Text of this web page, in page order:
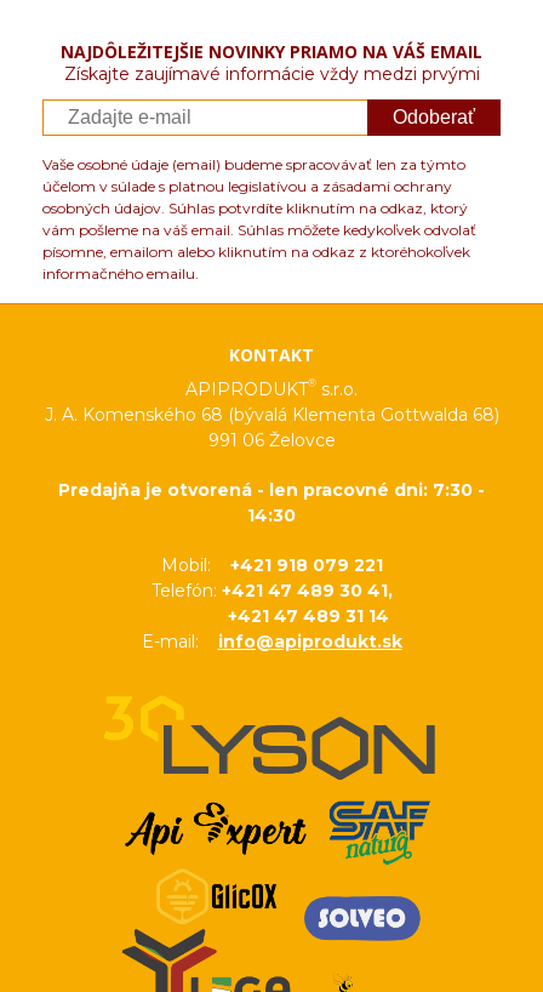
NAJDÔLEŽITEJŠIE NOVINKY PRIAMO NA VÁŠ EMAIL
Získajte zaujímavé informácie vždy medzi prvými
Odoberať
Vaše osobné údaje (email) budeme spracovávať len za týmto
účelom v súlade s platnou legislatívou a zásadami ochrany
osobných údajov. Súhlas potvrdíte kliknutím na odkaz, ktorý
vám pošleme na váš email. Súhlas môžete kedykoľvek odvolať
písomne, emailom alebo kliknutím na odkaz z ktoréhokoľvek
informačného emailu.
KONTAKT
APIPRODUKT® s.r.o.
J. A. Komenského 68 (bývalá Klementa Gottwalda 68)
991 06 Želovce
Predajňa je otvorená - len pracovné dni: 7:30 -
14:30
Mobil: +421 918 079 221
Telefón: +421 47 489 30 41,
+421 47 489 31 14
E-mail: info@apiprodukt.sk